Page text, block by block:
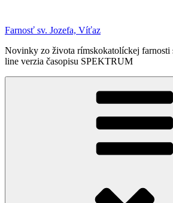
obsah
Farnosť sv. Jozefa, Víťaz
Novinky zo života rímskokatolíckej farnosti
line verzia časopisu SPEKTRUM